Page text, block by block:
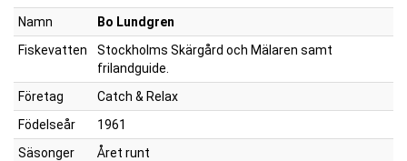
Namn
Bo Lundgren
Fiskevatten
Stockholms Skärgård och Mälaren samt
frilandguide.
Företag
Catch & Relax
Födelseår
1961
Säsonger
Året runt